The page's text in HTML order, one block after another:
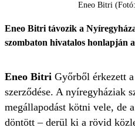
Eneo Bitri
Eneo Bitri távozik a
szombaton hivatalos honlapján
Eneo Bitri Győrből érkezett
szerződése. A nyíregyháziak
megállapodást kötni vele, de
döntött – derül ki a rövid